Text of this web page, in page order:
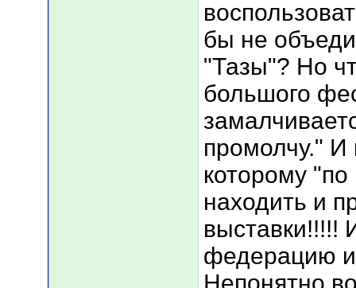
бы не
"Тазы"? Но
большого
промолчу." И
которому
находить и
выставки!!!!!
федерацию